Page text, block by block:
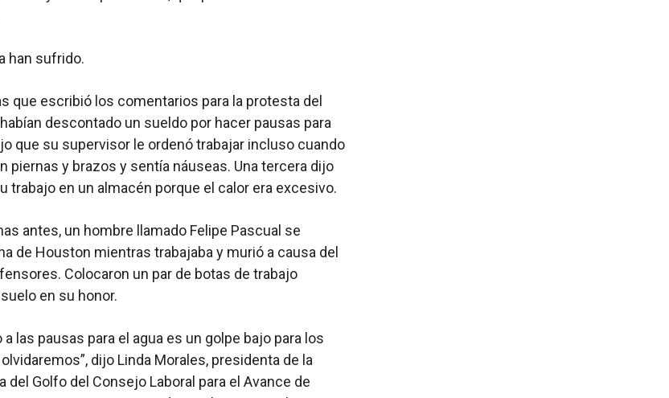
han sufrido.
que escribió los comentarios para la protesta del
descontado un sueldo por hacer pausas para
que su supervisor le ordenó trabajar incluso cuando
piernas y brazos y sentía náuseas. Una tercera dijo
trabajo en un almacén porque el calor era excesivo.
antes, un hombre llamado Felipe Pascual se
de Houston mientras trabajaba y murió a causa del
Colocaron un par de botas de trabajo
en su honor.
a las pausas para el agua es un golpe bajo para los
dijo Linda Morales, presidenta de la
del Golfo del Consejo Laboral para el Avance de